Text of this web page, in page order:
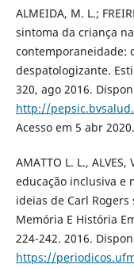
ALMEIDA, M. L.;
sintoma da criança
contemporaneidade:
despatologizante.
320, ago 2016.
http://
Acesso em 5 abr 2020.
AMATTO L. L.,
educação inclusiva e
ideias de Carl
Memória E História
224-242. 2016.
https://